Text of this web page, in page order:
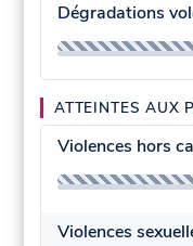
Dégradations
ATTEINTES AUX
Violences hors
Violences